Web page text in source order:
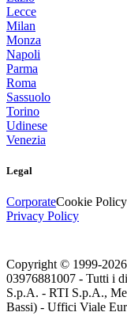
Lecce
Milan
Monza
Napoli
Parma
Roma
Sassuolo
Torino
Udinese
Venezia
Legal
CorporateCookie Policy
Privacy Policy
Copyright © 1999-2026
03976881007 - Tutti i
S.p.A. - RTI S.p.A.,
Bassi) - Uffici Viale